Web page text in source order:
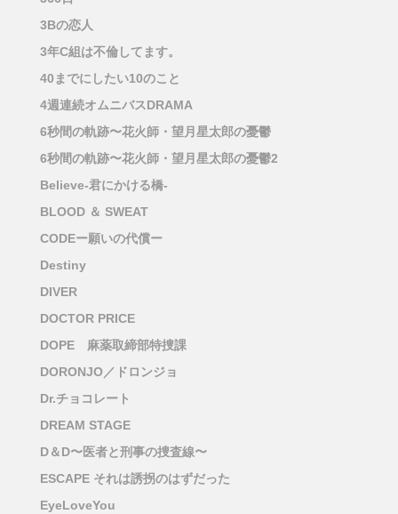
3Bの恋人
3年C組は不倫してます。
40までにしたい10のこと
4週連続オムニバスDRAMA
6秒間の軌跡〜花火師・望月星太郎の憂鬱
6秒間の軌跡〜花火師・望月星太郎の憂鬱2
Believe-君にかける橋-
BLOOD ＆ SWEAT
CODEー願いの代償ー
Destiny
DIVER
DOCTOR PRICE
DOPE 麻薬取締部特捜課
DORONJO／ドロンジョ
Dr.チョコレート
DREAM STAGE
D＆D〜医者と刑事の捜査線〜
ESCAPE それは誘拐のはずだった
EyeLoveYou